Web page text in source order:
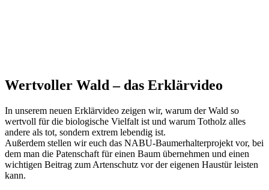
Wertvoller Wald – das Erklärvideo
In unserem neuen Erklärvideo zeigen wir, warum der Wald so
wertvoll für die biologische Vielfalt ist und warum Totholz alles
andere als tot, sondern extrem lebendig ist.
Außerdem stellen wir euch das NABU-Baumerhalterprojekt vor, bei
dem man die Patenschaft für einen Baum übernehmen und einen
wichtigen Beitrag zum Artenschutz vor der eigenen Haustür leisten
kann.